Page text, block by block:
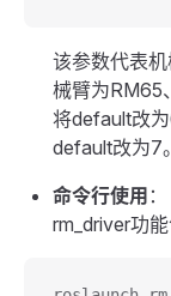
该参数代表
械臂为RM65
将default改
default改为7。
命令行使用
rm_driver功能